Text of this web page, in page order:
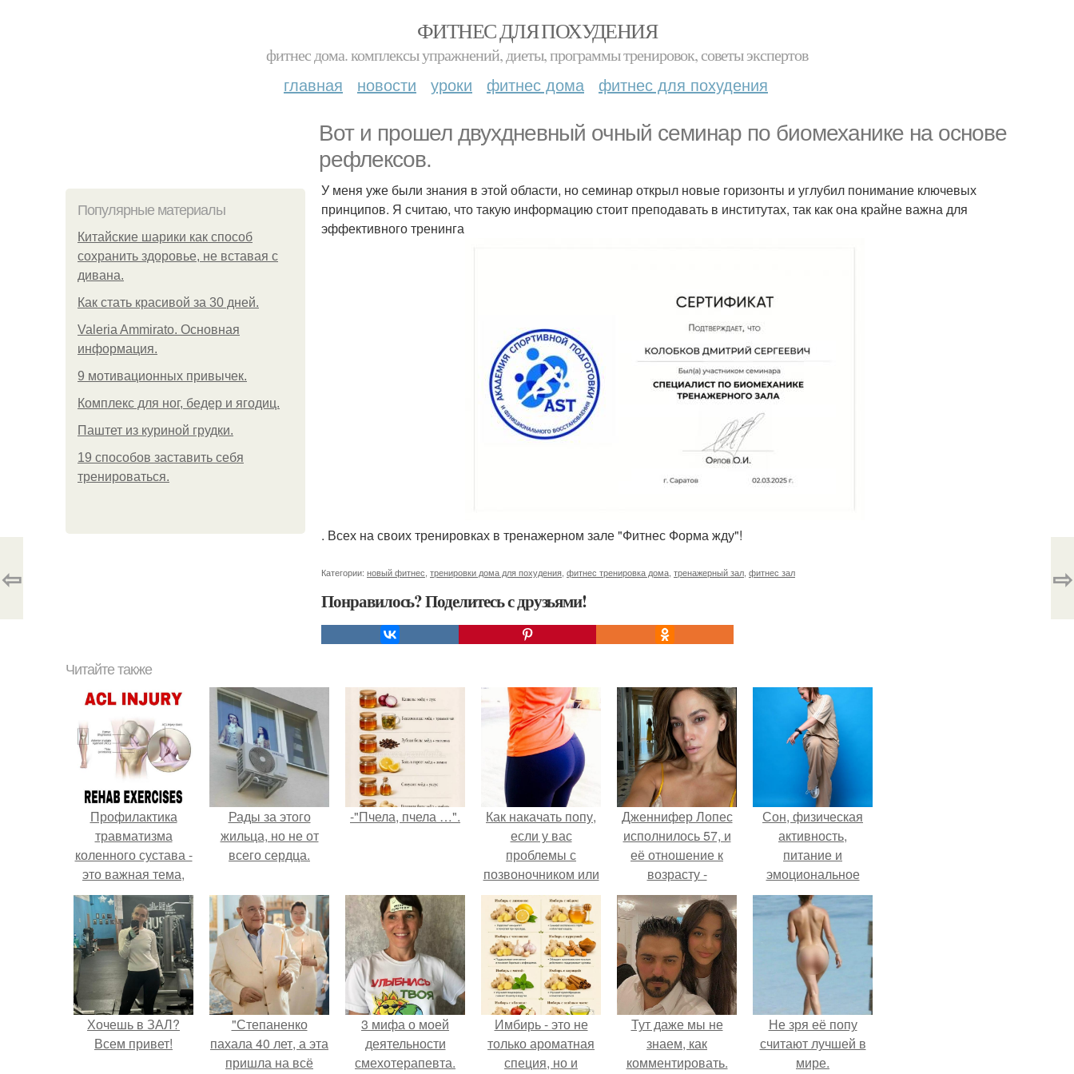
ФИТНЕС ДЛЯ ПОХУДЕНИЯ
фитнес дома. комплексы упражнений, диеты, программы тренировок, советы экспертов
главная новости уроки фитнес дома фитнес для похудения
Вот и прошел двухдневный очный семинар по биомеханике на основе
рефлексов.
Популярные материалы
Китайские шарики как способ
сохранить здоровье, не вставая с
дивана.
Как стать красивой за 30 дней.
Valeria Ammirato. Основная
информация.
9 мотивационных привычек.
Комплекс для ног, бедер и ягодиц.
Паштет из куриной грудки.
19 способов заставить себя
тренироваться.
У меня уже были знания в этой области, но семинар открыл новые горизонты и углубил понимание ключевых
принципов. Я считаю, что такую информацию стоит преподавать в институтах, так как она крайне важна для
эффективного тренинга
. Всех на своих тренировках в тренажерном зале "Фитнес Форма жду"!
Категории: новый фитнес тренировки дома для похудения фитнес тренировка дома тренажерный зал фитнес зал
Понравилось? Поделитесь с друзьями!
⇦ ⇨
Читайте также
Профилактика
травматизма
коленного сустава -
это важная тема,
особенно для тех,
кто ведет активный
образ жизни или
занимается
спортом.
Рады за этого
жильца, но не от
всего сердца.
-"Пчела, пчела …".
Как накачать попу,
если у вас
проблемы с
позвоночником или
тренировки попы
без осевой
нагрузки.
Дженнифер Лопес
исполнилось 57, и
её отношение к
возрасту -
настоящий
манифест
уверенности: "не
говорите, что я
отлично выгляжу
для 57.
Сон, физическая
активность,
питание и
эмоциональное
состояние!
Хочешь в ЗАЛ?
Всем привет!
"Степаненко
пахала 40 лет, а эта
пришла на всё
3 мифа о моей
деятельности
смехотерапевта.
Имбирь - это не
только ароматная
специя, но и
Тут даже мы не
знаем, как
комментировать.
Не зря её попу
считают лучшей в
мире.